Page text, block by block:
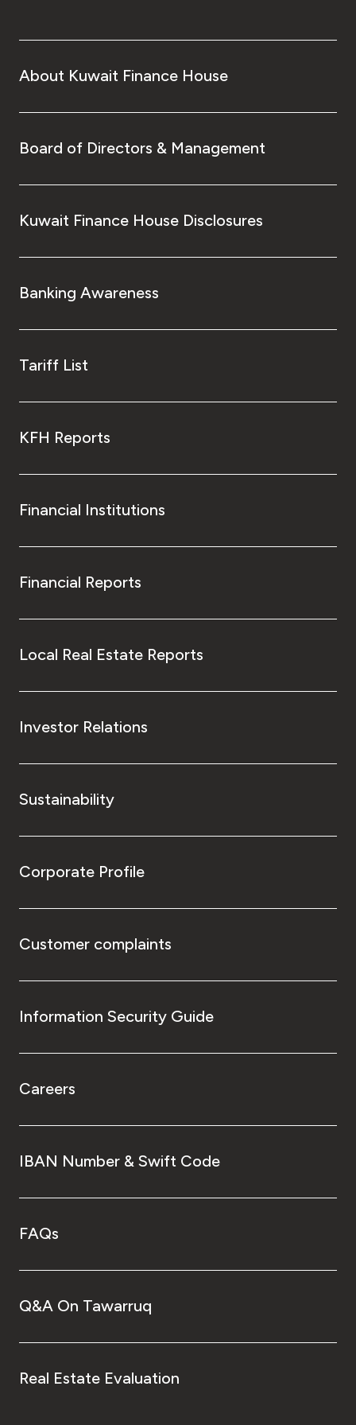
About Kuwait Finance House
Board of Directors & Management
Kuwait Finance House Disclosures
Banking Awareness
Tariff List
KFH Reports
Financial Institutions
Financial Reports
Local Real Estate Reports
Investor Relations
Sustainability
Corporate Profile
Customer complaints
Information Security Guide
Careers
IBAN Number & Swift Code
FAQs
Q&A On Tawarruq
Real Estate Evaluation